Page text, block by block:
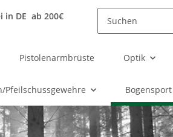
in DE ab 200€
Pistolenarmbrüste Optik
Pfeilschussgewehre Bogensport